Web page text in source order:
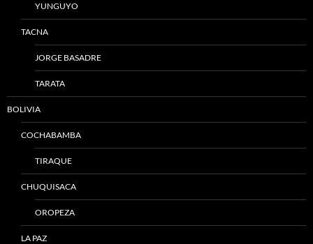
YUNGUYO
TACNA
JORGE BASADRE
TARATA
BOLIVIA
COCHABAMBA
TIRAQUE
CHUQUISACA
OROPEZA
LA PAZ